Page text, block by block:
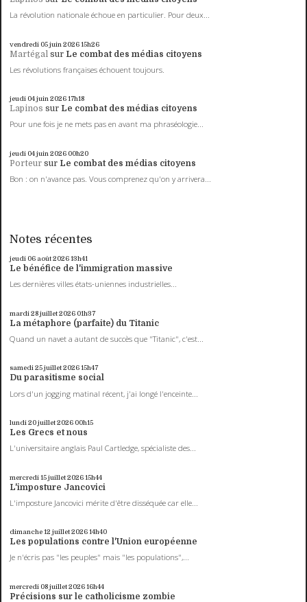
La révolution nationale échoue en particulier. Pour deux...
vendredi 05juin 202615h26
Martégal sur Le combat des médias citoyens
Les révolutions françaises échouent toujours.
jeudi 04juin 202617h18
Lapinos sur Le combat des médias citoyens
Pour une fois je ne mets pas en avant ma phraséologie...
jeudi 04juin 2026 00h20
Porteur sur Le combat des médias citoyens
Bon : on n'avance pas. Vous comprenez qu'on y arrivera...
Notes récentes
jeudi 06 août 202613h41
Le bénéfice de l'immigration massive
Les dernières villes états-uniennes industrielles...
mardi 28juillet 2026 01h37
La métaphore (parfaite) du Titanic
Quand un navet a autant de succès que "Titanic", c'est...
samedi 25juillet 202615h47
Du parasitisme social
Lors d'un jogging matinal récent, j'ai longé l'enceinte...
lundi 20juillet 2026 00h15
Les Grecs et nous
L'universitaire anglais Paul Cartledge, spécialiste des...
mercredi 15juillet 202615h44
L'imposture Jancovici
L'imposture Jancovici mérite d'être disséquée car elle...
dimanche 12 juillet 202614h40
Les populations contre l'Union européenne
Je n'écris pas "les peuples" mais "les populations",...
mercredi 08juillet 202616h44
Précisions sur le catholicisme zombie